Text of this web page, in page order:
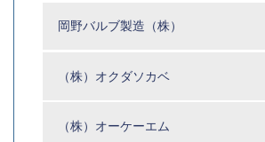
岡野バルブ製造（株）
（株）オクダソカベ
（株）オーケーエム